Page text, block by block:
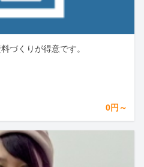
づくりが得意です。
0円～